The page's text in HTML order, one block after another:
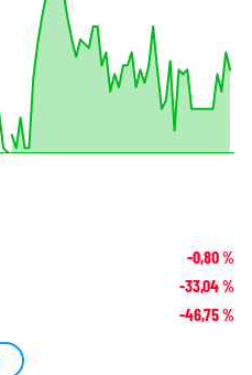
-0,80%
-33,04%
-46,75%